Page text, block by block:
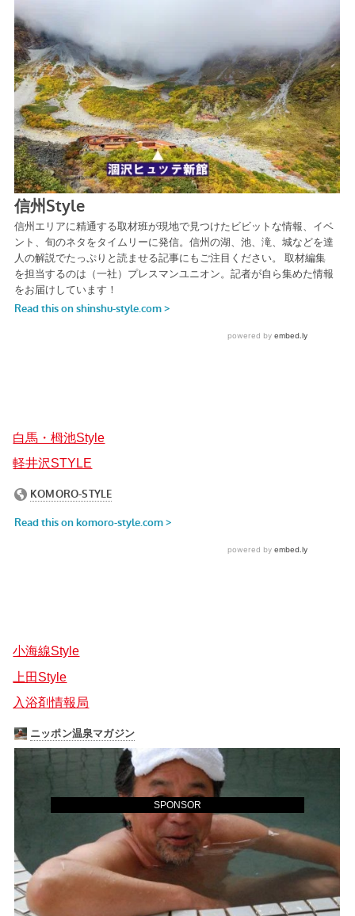
SPONSOR
白馬・栂池Style
軽井沢STYLE
小海線Style
上田Style
入浴剤情報局